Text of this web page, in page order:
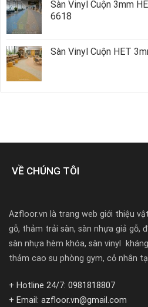
Sàn Vinyl Cuộn 3mm
6618
Sàn Vinyl Cuộn HET
VỀ CHÚNG TÔI
Azfloor.vn là trang web giới thiệu
gỗ, thảm trải sàn, sàn nhựa giả gỗ,
sàn nhựa hèm khóa, sàn vinyl
thảm cao su phòng gym, cỏ nhân
+ Hotline 24/7: 0981818807
+ Email: azfloor.vn@gmail.com